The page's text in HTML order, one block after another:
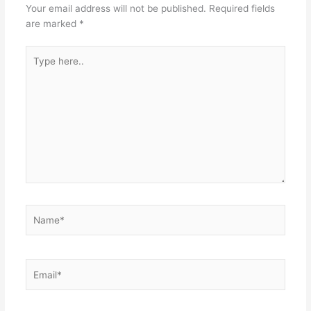
Your email address will not be published. Required fields
are marked *
here..